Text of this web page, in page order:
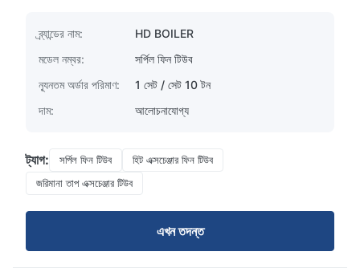
ব্র্যান্ডের নাম:
HD BOILER
মডেল নম্বর:
সর্পিল ফিন টিউব
ন্যূনতম অর্ডার পরিমাণ:
1 সেট / সেট 10 টন
দাম:
আলোচনাযোগ্য
ট্যাগ: সর্পিল ফিন টিউব
হিট এক্সচেঞ্জার ফিন টিউব
জরিমানা তাপ এক্সচেঞ্জার টিউব
এখন তদন্ত